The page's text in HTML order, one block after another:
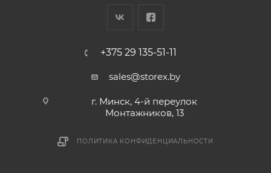
+375 29 135-51-11
sales@storex.by
г. Минск, 4-й переулок
Монтажников, 13
ПОЛИТИКА КОНФИДЕНЦИАЛЬНОСТИ